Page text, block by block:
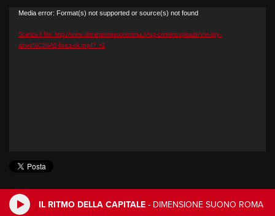
IL RITMO DELLA CAPITALE - DIMENSIONE SUONO ROMA
Video
Media error: Format(s) not supported or source(s) not found
Scarica il file: http://www.dimensionesuonoroma.it/wp-content/uploads/vivi-lory-
attivit%C3%A0-fisica-ok.mp4?_=2